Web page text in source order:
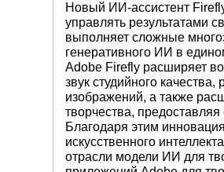
Новый ИИ-ассистент
управлять результатами
выполняет сложные
генеративного ИИ в
Adobe Firefly расширяет
звук студийного
изображений, а также
творчества,
Благодаря этим
искусственного
отрасли модели ИИ для